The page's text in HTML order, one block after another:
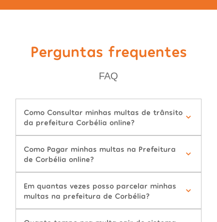
Perguntas frequentes
FAQ
Como Consultar minhas multas de trânsito
da prefeitura Corbélia online?
Como Pagar minhas multas na Prefeitura
de Corbélia online?
Em quantas vezes posso parcelar minhas
multas na prefeitura de Corbélia?